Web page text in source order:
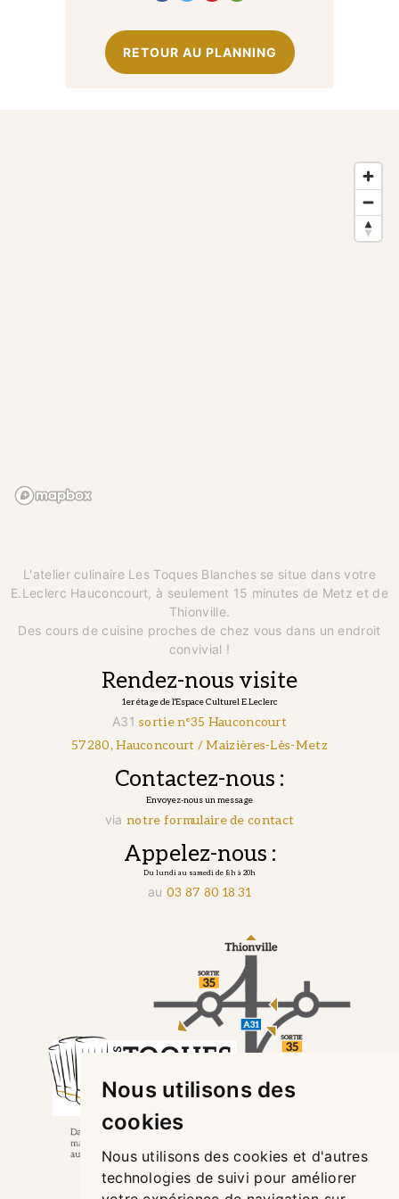
Nous utilisons des
cookies
Nous utilisons des cookies et d'autres
technologies de suivi pour améliorer
RETOUR AU PLANNING
L'atelier culinaire Les Toques Blanches se situe dans votre
E.Leclerc Hauconcourt, à seulement 15 minutes de Metz et de
Thionville.
Des cours de cuisine proches de chez vous dans un endroit
convivial !
Rendez-nous visite
1er étage de l'Espace Culturel E.Leclerc
A31sortie n°35 Hauconcourt
57280, Hauconcourt / Maizières-Lès-Metz
Contactez-nous :
Envoyez-nous un message
vianotre formulaire de contact
Appelez-nous :
Du lundi au samedi de 8h à 20h
au 03 87 80 18 31